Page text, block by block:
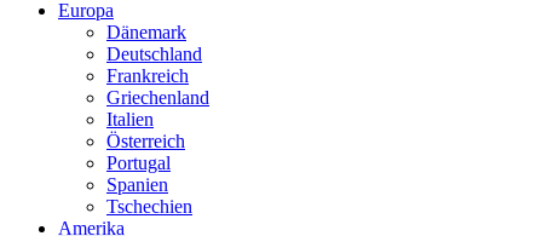
Europa
Dänemark
Deutschland
Frankreich
Griechenland
Italien
Österreich
Portugal
Spanien
Tschechien
Amerika